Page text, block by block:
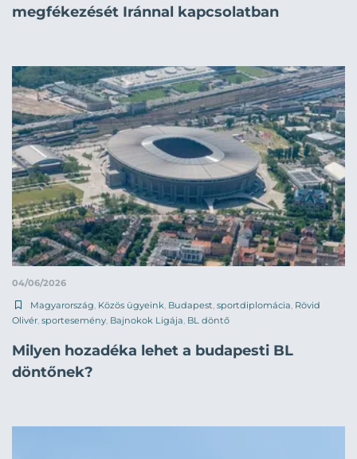
megfékezését Iránnal kapcsolatban
04/06/2026
Magyarország Közös ügyeink Budapest sportdiplomácia Rövid
Olivér sportesemény Bajnokok Ligája BL döntő
Milyen hozadéka lehet a budapesti BL
döntőnek?